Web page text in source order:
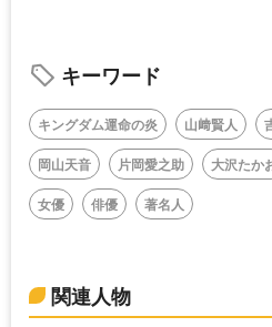
キーワード
キングダム運命の炎 山﨑賢人
岡山天音
片岡愛之助 大沢たか
女優
俳優 著名人
関連人物